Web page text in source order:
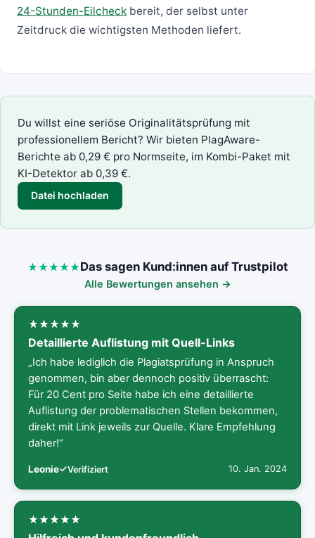
24-Stunden-Eilcheck bereit, der selbst unter
Zeitdruck die wichtigsten Methoden liefert.
Du willst eine seriöse Originalitätsprüfung mit
professionellem Bericht? Wir bieten PlagAware-
Berichte ab 0,29 € pro Normseite, im Kombi-Paket mit
KI-Detektor ab 0,39 €.
Datei hochladen
Das sagen Kund:innen auf Trustpilot
Alle Bewertungen ansehen →
Detaillierte Auflistung mit Quell-Links
„Ich habe lediglich die Plagiatsprüfung in Anspruch
genommen, bin aber dennoch positiv überrascht:
Für 20 Cent pro Seite habe ich eine detaillierte
Auflistung der problematischen Stellen bekommen,
direkt mit Link jeweils zur Quelle. Klare Empfehlung
daher!“
Leonie Verifiziert 10. Jan. 2024